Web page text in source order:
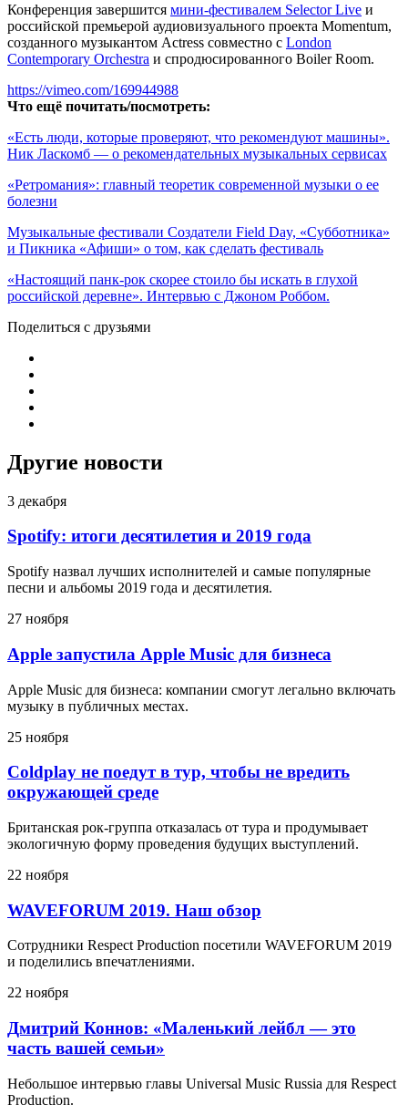
Конференция завершится мини-фестивалем Selector Live и
российской премьерой аудиовизуального проекта Momentum,
созданного музыкантом Actress совместно с London
Contemporary Orchestra и спродюсированного Boiler Room.
https://vimeo.com/169944988
Что ещё почитать/посмотреть:
«Есть люди, которые проверяют, что рекомендуют машины».
Ник Ласкомб — о рекомендательных музыкальных сервисах
«Ретромания»: главный теоретик современной музыки о ее
болезни
Музыкальные фестивали Создатели Field Day, «Субботника»
и Пикника «Афиши» о том, как сделать фестиваль
«Настоящий панк-рок скорее стоило бы искать в глухой
российской деревне». Интервью с Джоном Роббом.
Поделиться с друзьями
Другие новости
3 декабря
Spotify: итоги десятилетия и 2019 года
Spotify назвал лучших исполнителей и самые популярные
песни и альбомы 2019 года и десятилетия.
27 ноября
Apple запустила Apple Music для бизнеса
Apple Music для бизнеса: компании смогут легально включать
музыку в публичных местах.
25 ноября
Coldplay не поедут в тур, чтобы не вредить
окружающей среде
Британская рок-группа отказалась от тура и продумывает
экологичную форму проведения будущих выступлений.
22 ноября
WAVEFORUM 2019. Наш обзор
Сотрудники Respect Production посетили WAVEFORUM 2019
и поделились впечатлениями.
22 ноября
Дмитрий Коннов: «Маленький лейбл — это
часть вашей семьи»
Небольшое интервью главы Universal Music Russia для Respect
Production.